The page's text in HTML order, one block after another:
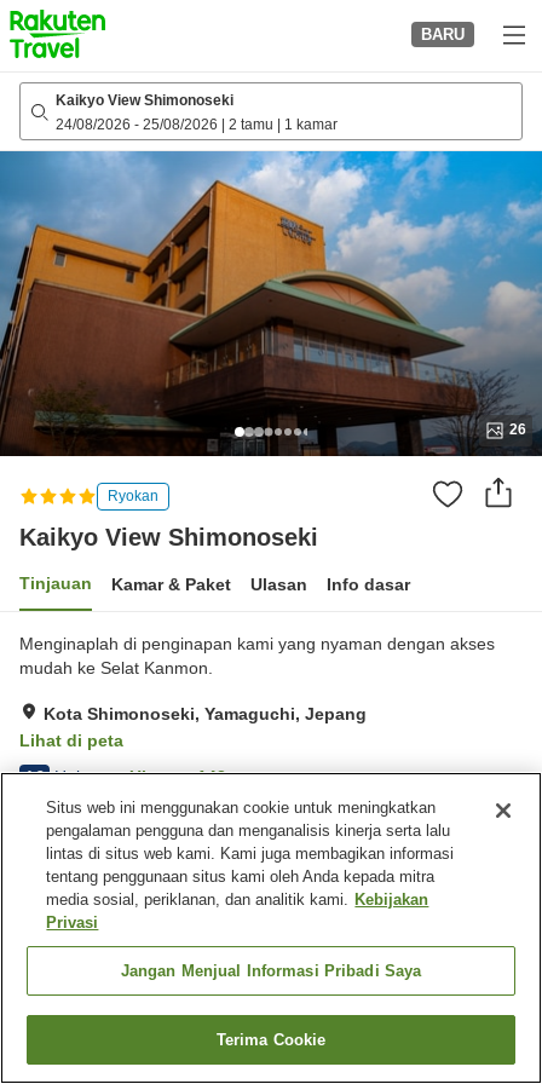
to
top
page
BARU
Kaikyo View Shimonoseki
24/08/2026 - 25/08/2026 2 tamu 1 kamar
26
Ryokan
Kaikyo View Shimonoseki
Tinjauan Kamar & Paket Ulasan Info dasar
Menginaplah di penginapan kami yang nyaman dengan akses
mudah ke Selat Kanmon.
Kota Shimonoseki, Yamaguchi, Jepang
Lihat di peta
4.3 Hebat Ulasan:142
Fasilitas properti
Tempat parkir
Sauna
Spa / Salon kecantikan
Restoran
Jepang Yamaguchi
Kota Shimonoseki
Kaikyo View Shimonoseki
Cari kamar
Situs web ini menggunakan cookie untuk meningkatkan
pengalaman pengguna dan menganalisis kinerja serta lalu
lintas di situs web kami. Kami juga membagikan informasi
tentang penggunaan situs kami oleh Anda kepada mitra
media sosial, periklanan, dan analitik kami. Kebijakan
Privasi
Jangan Menjual Informasi Pribadi Saya
Terima Cookie